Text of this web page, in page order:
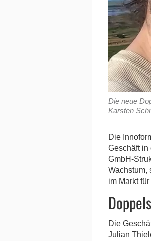
Die neue
Karsten
Die
Geschäft in
GmbH-
Wachstum,
im Markt
Die
Julian